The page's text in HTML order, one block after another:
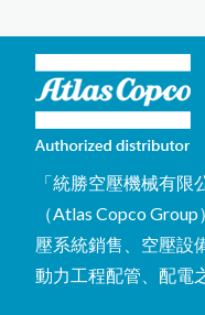
「統勝空壓機械有
（Atlas Copco
壓系統銷售、空壓設
動力工程配管、配電